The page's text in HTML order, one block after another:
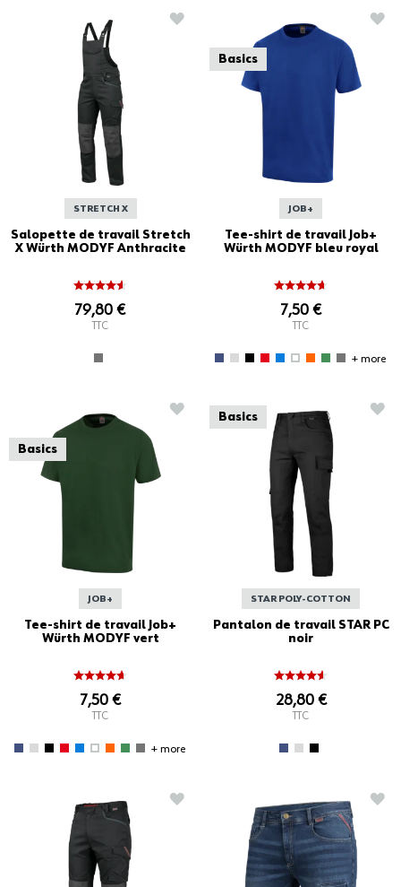
STRETCH X
Salopette de travail Stretch
X Würth MODYF Anthracite
79,80 €
TTC
AJOUTER À LA LISTE D'ACHATS
Basics
JOB+
Tee-shirt de travail Job+
Würth MODYF bleu royal
7,50 €
TTC
+ more
Basics
JOB+
Tee-shirt de travail Job+
Würth MODYF vert
7,50 €
TTC
+ more
AJOUTER À LA LISTE D'ACHATS
Basics
STAR POLY-COTTON
Pantalon de travail STAR PC
noir
28,80 €
TTC
AJOUTER À LA LISTE D'ACHATS